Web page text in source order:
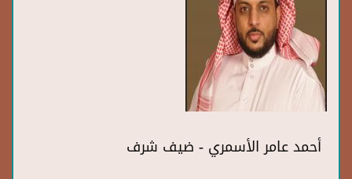
أحمد عامر الأسمري - ضيف شرف